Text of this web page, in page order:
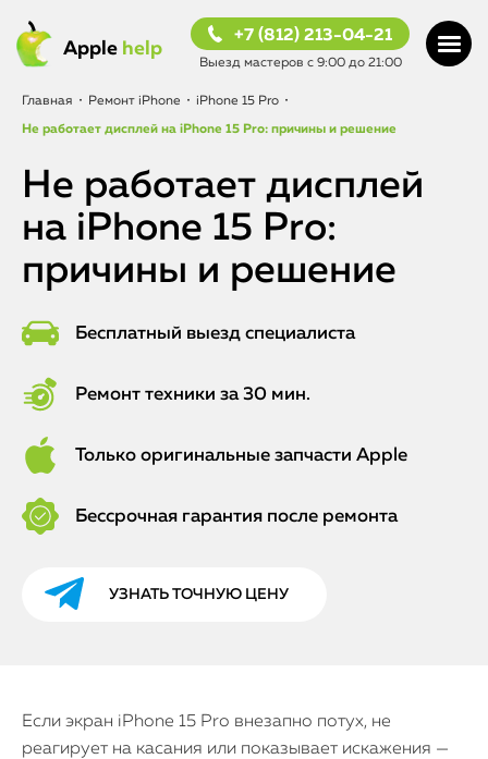
Apple help
+7 (812) 213-04-21
Выезд мастеров с 9:00 до 21:00
Главная • Ремонт iPhone • iPhone 15 Pro •
Не работает дисплей на iPhone 15 Pro: причины и решение
Не работает дисплей
на iPhone 15 Pro:
причины и решение
Бесплатный выезд специалиста
Ремонт техники за 30 мин.
Только оригинальные запчасти Apple
Бессрочная гарантия после ремонта
УЗНАТЬ ТОЧНУЮ ЦЕНУ
Если экран iPhone 15 Pro внезапно потух, не
реагирует на касания или показывает искажения —